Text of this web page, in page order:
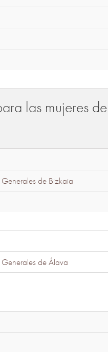
las mujeres
Generales de Bizkaia
Generales de Álava